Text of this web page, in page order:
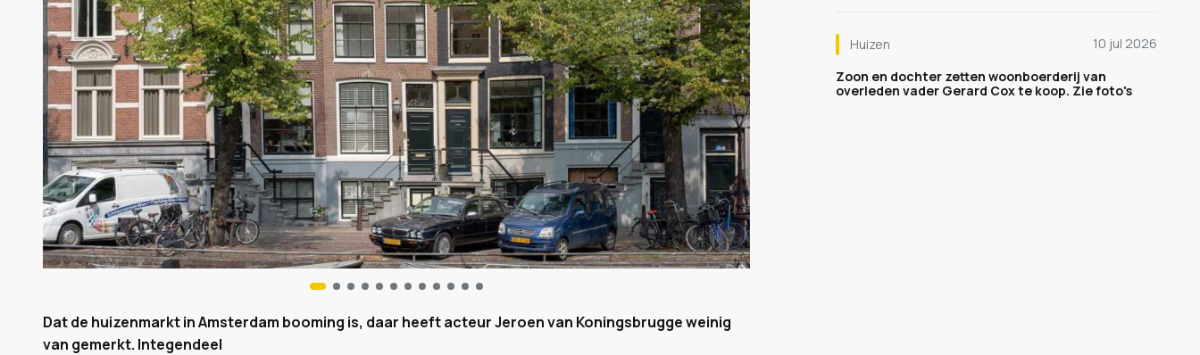
Dat de huizenmarkt in Amsterdam booming is, daar heeft acteur Jeroen van Koningsbrugge weinig
van gemerkt. Integendeel
Huizen
10 jul 2026
Zoon en dochter zetten woonboerderij van
overleden vader Gerard Cox te koop. Zie foto's